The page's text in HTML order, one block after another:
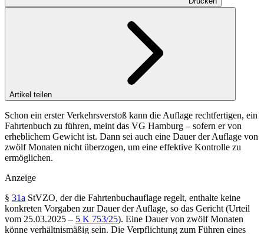
Artikel teilen
Schon ein erster Verkehrsverstoß kann die Auflage rechtfertigen, ein
Fahrtenbuch zu führen, meint das VG Hamburg – sofern er von
erheblichem Gewicht ist. Dann sei auch eine Dauer der Auflage von
zwölf Monaten nicht überzogen, um eine effektive Kontrolle zu
ermöglichen.
Anzeige
§ 31a StVZO, der die Fahrtenbuchauflage regelt, enthalte keine
konkreten Vorgaben zur Dauer der Auflage, so das Gericht (Urteil
vom 25.03.2025 – 5 K 753/25). Eine Dauer von zwölf Monaten
könne verhältnismäßig sein. Die Verpflichtung zum Führen eines